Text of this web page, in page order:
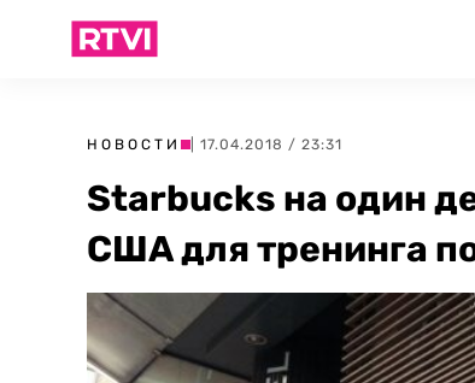
НОВОСТИ | 17.04.2018 / 23:31
Starbucks на один
США для тренинга